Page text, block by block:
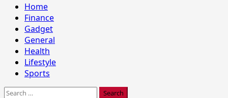
Primary
Menu
Home
Finance
Gadget
General
Health
Lifestyle
Sports
Search